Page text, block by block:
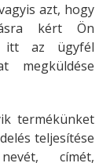
azt, hogy
kért Ön
itt az ügyfél
megküldése
termékünket
teljesítése
címét,